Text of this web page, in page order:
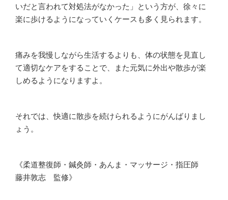
いだと言われて対処法がなかった」という方が、徐々に
楽に歩けるようになっていくケースも多く見られます。
痛みを我慢しながら生活するよりも、体の状態を見直し
て適切なケアをすることで、また元気に外出や散歩が楽
しめるようになりますよ。
それでは、快適に散歩を続けられるようにがんばりまし
ょう。
《柔道整復師・鍼灸師・あんま・マッサージ・指圧師
藤井敦志 監修》